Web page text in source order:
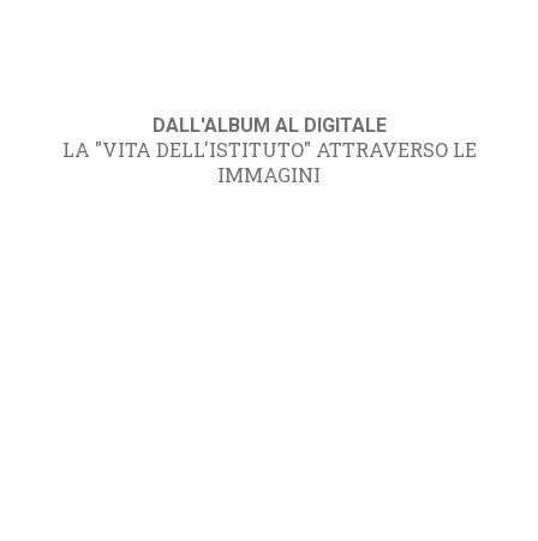
DALL'ALBUM AL DIGITALE
LA "VITA DELL'ISTITUTO" ATTRAVERSO LE
IMMAGINI